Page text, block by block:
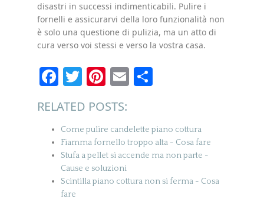
disastri in successi indimenticabili. Pulire i
fornelli e assicurarvi della loro funzionalità non
è solo una questione di pulizia, ma un atto di
cura verso voi stessi e verso la vostra casa.
Facebook
Twitter
Pinterest
Email
RELATED POSTS:
Come pulire candelette piano cottura
Fiamma fornello troppo alta - Cosa fare
Stufa a pellet si accende ma non parte​ -
Cause e soluzioni
Scintilla piano cottura non si ferma - Cosa
fare